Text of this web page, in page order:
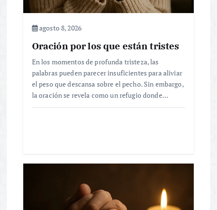
n
agosto 8, 2026
Oración por los que están tristes
En los momentos de profunda tristeza, las
palabras pueden parecer insuficientes para aliviar
el peso que descansa sobre el pecho. Sin embargo,
la oración se revela como un refugio donde…